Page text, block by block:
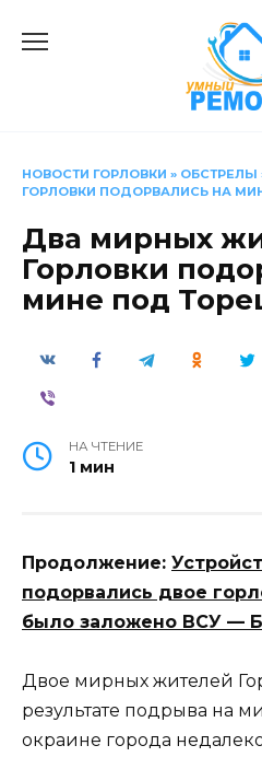
НОВОСТИ ГОРЛОВКИ » ОБСТРЕЛЫ
ГОРЛОВКИ ПОДОРВАЛИСЬ НА
Два мирных
Горловки
мине под
НА ЧТЕНИЕ
1 мин
Продолжение:
подорвались двое
было заложено ВСУ —
Двое мирных жителей
результате подрыва на
окраине города